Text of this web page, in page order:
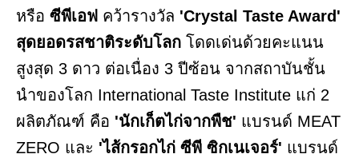
หรือ ซีพีเอฟ คว้ารางวัล 'Crystal Taste Award'
สุดยอดรสชาติระดับโลก โดดเด่นด้วยคะแนน
สูงสุด 3 ดาว ต่อเนื่อง 3 ปีซ้อน จากสถาบันชั้น
นำของโลก International Taste Institute แก่ 2
ผลิตภัณฑ์ คือ 'นักเก็ตไก่จากพืช' แบรนด์ MEAT
ZERO และ 'ไส้กรอกไก่ ซีพี ซิกเนเจอร์' แบรนด์